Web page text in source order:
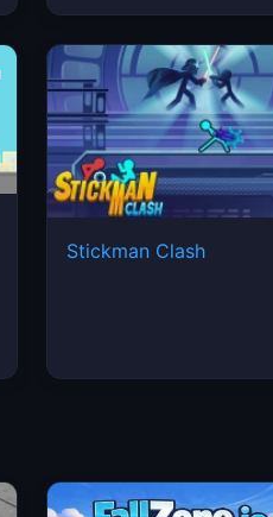
Stickman Clash